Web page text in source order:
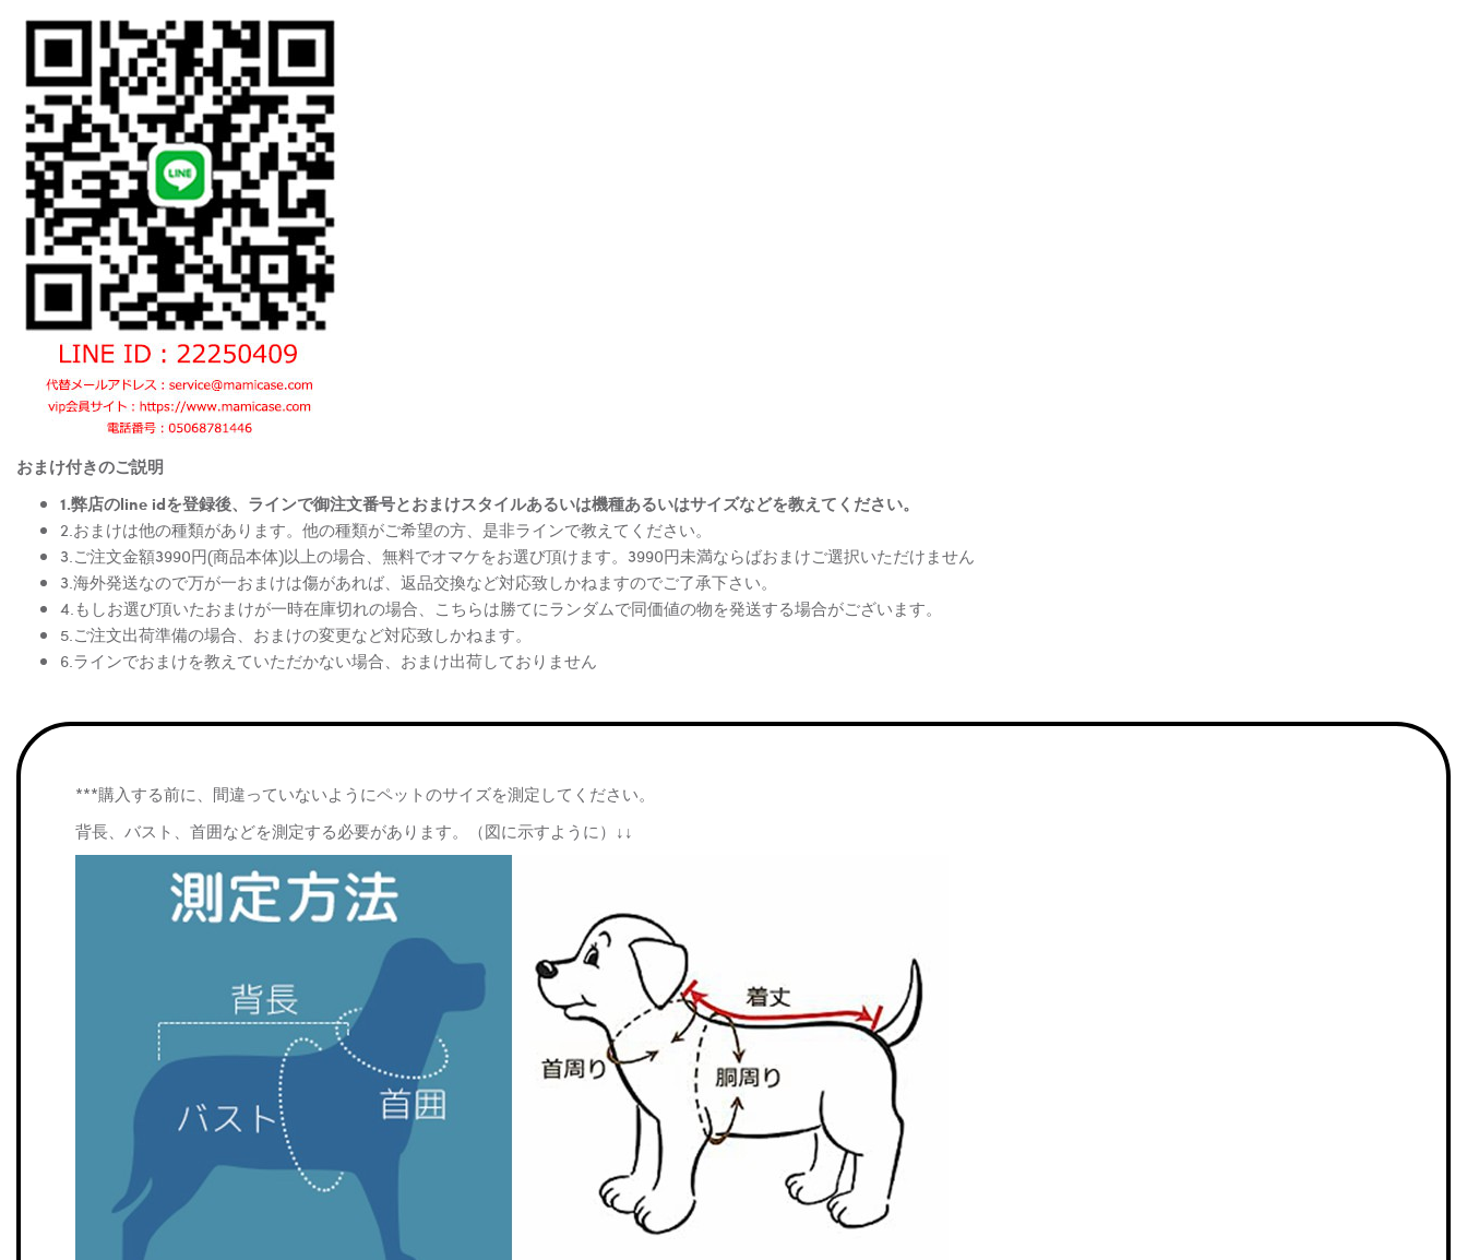
おまけ付きのご説明
1.弊店のline idを登録後、ラインで御注文番号とおまけスタイルあるいは機種あるいはサイズなどを教えてください。
2.おまけは他の種類があります。他の種類がご希望の方、是非ラインで教えてください。
3.ご注文金額3990円(商品本体)以上の場合、無料でオマケをお選び頂けます。3990円未満ならばおまけご選択いただけません
3.海外発送なので万が一おまけは傷があれば、返品交換など対応致しかねますのでご了承下さい。
4.もしお選び頂いたおまけが一時在庫切れの場合、こちらは勝てにランダムで同価値の物を発送する場合がございます。
5.ご注文出荷準備の場合、おまけの変更など対応致しかねます。
6.ラインでおまけを教えていただかない場合、おまけ出荷しておりません
***購入する前に、間違っていないようにペットのサイズを測定してください。
背長、バスト、首囲などを測定する必要があります。（図に示すように）↓↓